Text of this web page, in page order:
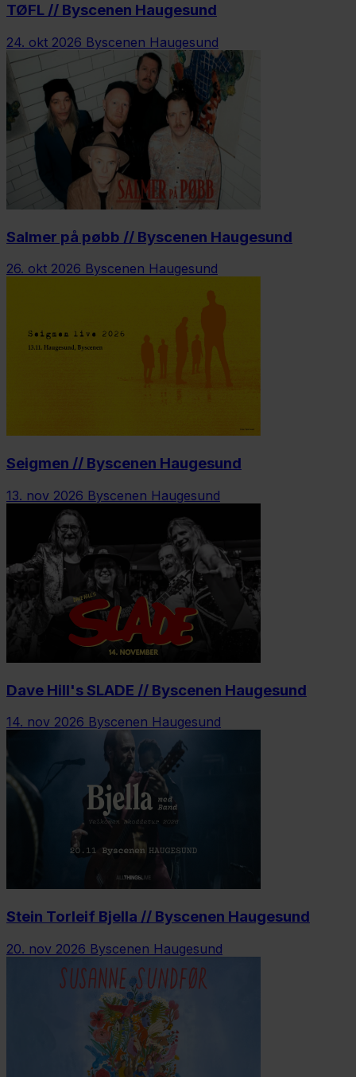
TØFL // Byscenen Haugesund
24. okt 2026 Byscenen Haugesund
Salmer på pøbb // Byscenen Haugesund
26. okt 2026 Byscenen Haugesund
Seigmen // Byscenen Haugesund
13. nov 2026 Byscenen Haugesund
Dave Hill's SLADE // Byscenen Haugesund
14. nov 2026 Byscenen Haugesund
Stein Torleif Bjella // Byscenen Haugesund
20. nov 2026 Byscenen Haugesund